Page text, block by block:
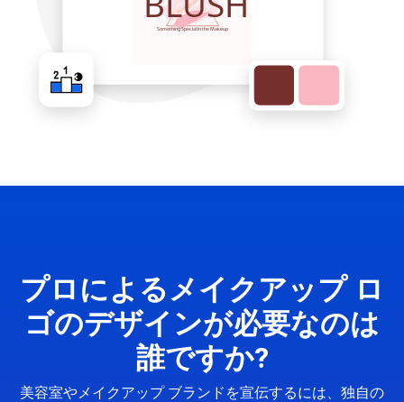
プロによるメイクアップ ロ
ゴのデザインが必要なのは
誰ですか?
美容室やメイクアップ ブランドを宣伝するには、独自の